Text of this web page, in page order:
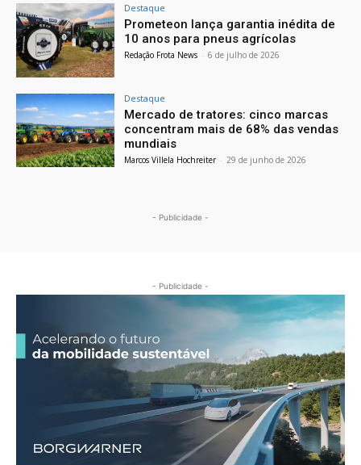
Destaque
Prometeon lança garantia inédita de
10 anos para pneus agrícolas
Redação Frota News - 6 de julho de 2026
Destaque
Mercado de tratores: cinco marcas
concentram mais de 68% das vendas
mundiais
Marcos Villela Hochreiter - 29 de junho de 2026
- Publicidade -
- Publicidade -